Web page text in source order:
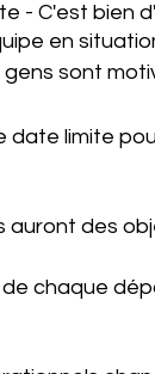
- C'est bien
en
sont
date limite
auront des
chaque